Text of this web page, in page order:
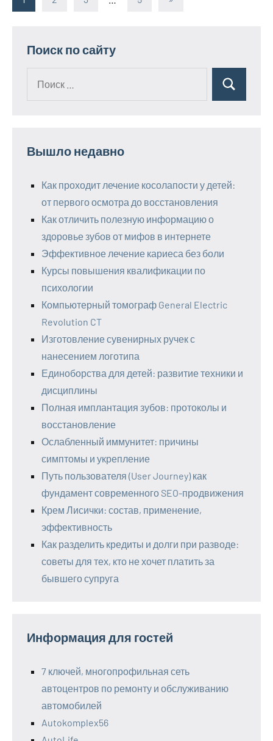
Пагинация
Поиск по сайту
Поиск
Вышло недавно
Как проходит лечение косолапости у детей:
от первого осмотра до восстановления
Как отличить полезную информацию о
здоровье зубов от мифов в интернете
Эффективное лечение кариеса без боли
Курсы повышения квалификации по
психологии
Компьютерный томограф General Electric
Revolution CT
Изготовление сувенирных ручек с
нанесением логотипа
Единоборства для детей: развитие техники и
дисциплины
Полная имплантация зубов: протоколы и
восстановление
Ослабленный иммунитет: причины
симптомы и укрепление
Путь пользователя (User Journey) как
фундамент современного SEO-продвижения
Крем Лисички: состав, применение,
эффективность
Как разделить кредиты и долги при разводе:
советы для тех, кто не хочет платить за
бывшего супруга
Информация для гостей
7 ключей, многопрофильная сеть
автоцентров по ремонту и обслуживанию
автомобилей
Autokomplex56